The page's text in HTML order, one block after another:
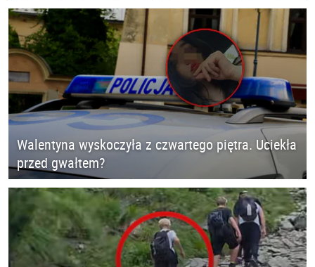
Walentyna wyskoczyła z czwartego piętra. Uciekła
przed gwałtem?